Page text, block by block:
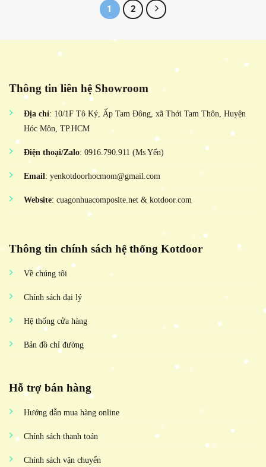
1 2
Thông tin liên hệ Showroom
Địa chỉ: 10/1F Tô Ký, Ấp Tam Đông, xã Thới Tam Thôn, Huyện
Hóc Môn, TP.HCM
Điện thoại/Zalo: 0916.790.911 (Ms Yến)
Email: yenkotdoorhocmom@gmail.com
Website: cuagonhuacomposite.net & kotdoor.com
Thông tin chính sách hệ thống Kotdoor
Về chúng tôi
Chính sách đại lý
Hệ thống cửa hàng
Bản đồ chỉ đường
Hỗ trợ bán hàng
Hướng dẫn mua hàng online
Chính sách thanh toán
Chính sách vận chuyển